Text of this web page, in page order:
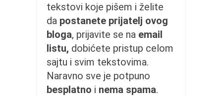
kontakt
tekstovi koje pišem i želite
da postanete prijatelj ovog
bloga, prijavite se na email
listu, dobićete pristup celom
sajtu i svim tekstovima.
Naravno sve je potpuno
besplatno i nema spama.